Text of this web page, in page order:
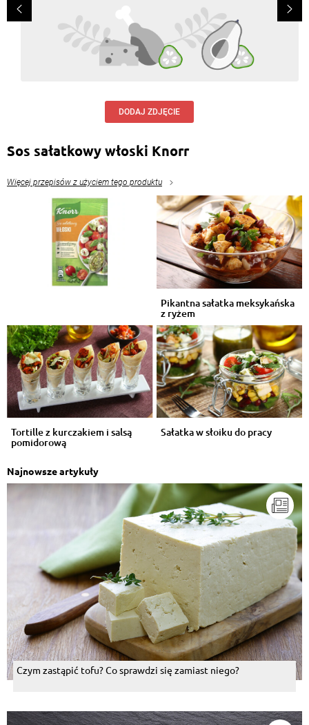
DODAJ ZDJĘCIE
Sos sałatkowy włoski Knorr
Więcej przepisów z użyciem tego produktu
Pikantna sałatka meksykańska
z ryżem
Tortille z kurczakiem i salsą
pomidorową
Sałatka w słoiku do pracy
Najnowsze artykuły
Czym zastąpić tofu? Co sprawdzi się zamiast niego?